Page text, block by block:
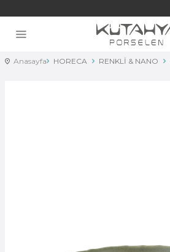
Anasayfa HORECA RENKLİ & NANO